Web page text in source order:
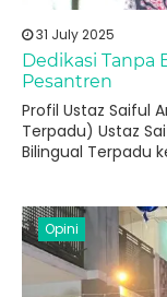
31 July 2025
Dedikasi Tanpa
Pesantren
Profil Ustaz Saiful
Terpadu) Ustaz
Bilingual Terpadu
Opini